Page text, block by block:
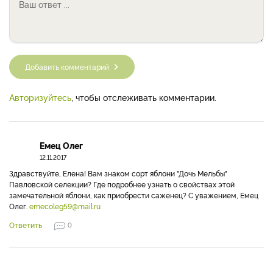
Добавить комментарий
Авторизуйтесь , чтобы отслеживать комментарии.
Емец Олег
12.11.2017
Здравствуйте, Елена! Вам знаком сорт яблони "Дочь Мельбы"
Павловской селекции? Где подробнее узнать о свойствах этой
замечательной яблони, как приобрести саженец? С уважением, Емец
Олег. emecoleg59@mail.ru
Ответить
0